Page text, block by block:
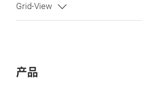
产品